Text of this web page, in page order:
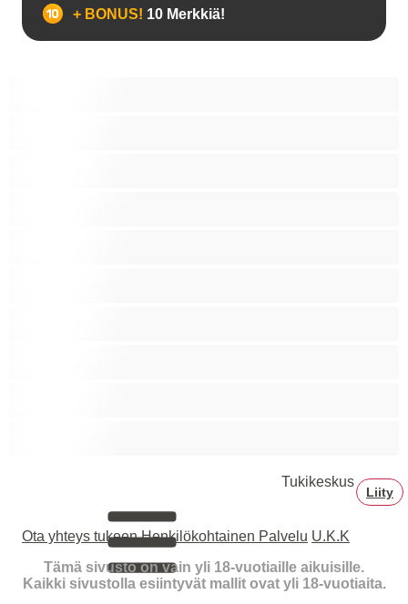
+ BONUS! 10 Merkkiä!
Tukikeskus
Liity
Ota yhteys tukeen Henkilökohtainen Palvelu U.K.K
Tämä sivusto on vain yli 18-vuotiaille aikuisille.
Kaikki sivustolla esiintyvät mallit ovat yli 18-vuotiaita.